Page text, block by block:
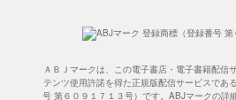
ＡＢＪマークは、この電子書店・電子書籍配信
テンツ使用許諾を得た正規版配信サービスであ
号 第６０９１７１３号）です。ABJマークの詳